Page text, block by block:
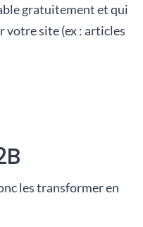
gratuitement et qui
votre site (ex : articles
les transformer en